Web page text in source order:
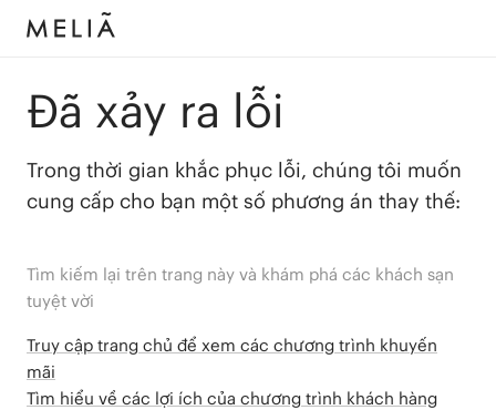
Đã xảy ra lỗi
Trong thời gian khắc phục lỗi, chúng tôi muốn
cung cấp cho bạn một số phương án thay thế:
Tìm kiếm lại trên trang này và khám phá các khách sạn
tuyệt vời
Truy cập trang chủ để xem các chương trình khuyến
mãi
Tìm hiểu về các lợi ích của chương trình khách hàng